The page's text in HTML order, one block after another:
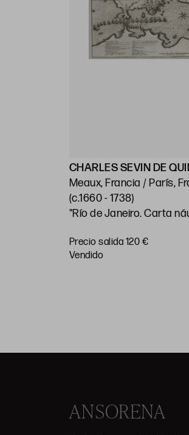
CHARLES SEVIN DE
Meaux, Francia / París,
(c.1660 - 1738)
"Río de Janeiro. Carta
Huella: 21 x 28 cm; papel:
38,5 cm
Precio salida 120 €
vendido
ANSORENA